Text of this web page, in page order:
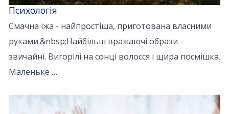
Психологія
Смачна їжа - найпростіша, приготована власними
руками.&nbsp;Найбільш вражаючі образи -
звичайні. Вигорілі на сонці волосся і щира посмішка.
Маленьке …